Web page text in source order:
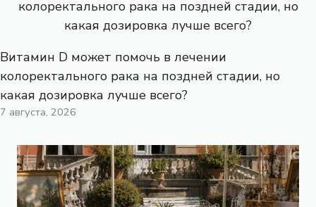
Витамин D может помочь в лечении
колоректального рака на поздней стадии, но
какая дозировка лучше всего?
7 августа, 2026